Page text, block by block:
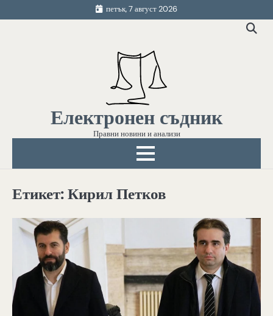
to
петък, 7 август 2026
Електронен съдник
Правни новини и анализи
Етикет:Кирил Петков